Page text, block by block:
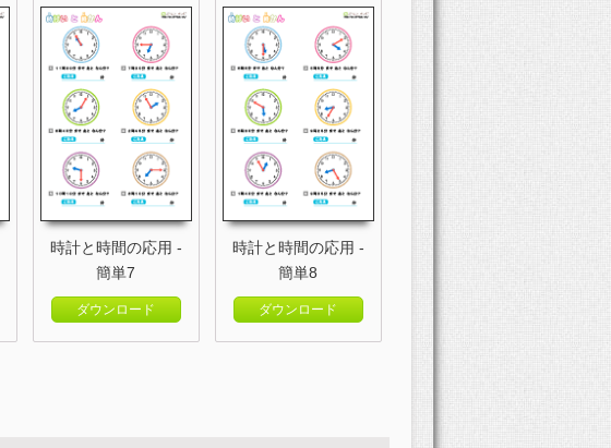
時計と時間の応用 -
簡単7
ダウンロード
時計と時間の応用 -
簡単8
ダウンロード